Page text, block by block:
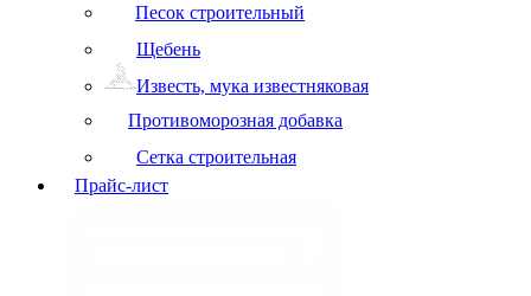
Песок строительный
Щебень
Известь, мука известняковая
Противоморозная добавка
Сетка строительная
Прайс-лист